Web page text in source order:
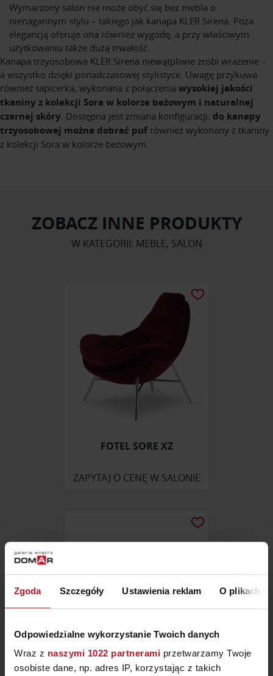
Zgoda Szczegóły Ustawienia reklam O plikach
Odpowiedzialne wykorzystanie Twoich danych
Wraz z naszymi 1022 partnerami przetwarzamy Twoje
osobiste dane, np. adres IP, korzystając z takich
Wymarzony salon nie może obyć się bez mebla o
nienagannym stylu – takiego jak kanapa KLER Sirena. Poza
elegancją oferuje ona również wygodę, a przy właściwym
użytkowaniu także dużą trwałość.
Kanapa trzyosobowa KLER Sirena niewątpliwie zrobi wrażenie –
a wszystko dzięki ponadczasowej stylistyce. Uwagę przykuwa
również tapicerka, wykonana z połączenia wysokiej jakości
tkaniny z kolekcji Sora w kolorze beżowym i naturalnej
czarnej skóry . Dostępna jest zmiana konfiguracji: do kanapy
trzyosobowej można dobrać puf również wykonany z tkaniny
z kolekcji Sora w kolorze beżowym.
ZOBACZ INNE PRODUKTY
W KATEGORII: MEBLE, SALON
FOTEL SORE XZ
ZAPYTAJ O CENĘ W SALONIE